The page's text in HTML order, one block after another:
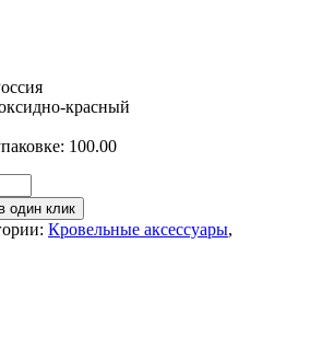
красный
: 100.00
один клик
Кровельные аксессуары,